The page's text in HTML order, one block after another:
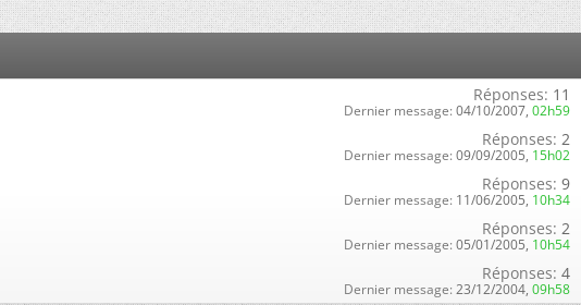
Réponses: 11
Dernier message: 04/10/2007, 02h59
Réponses: 2
Dernier message: 09/09/2005, 15h02
Réponses: 9
Dernier message: 11/06/2005, 10h34
Réponses: 2
Dernier message: 05/01/2005, 10h54
Réponses: 4
Dernier message: 23/12/2004, 09h58